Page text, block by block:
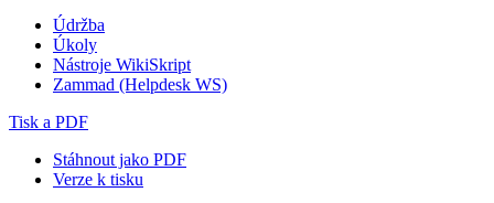
Údržba
Úkoly
Nástroje WikiSkript
Zammad (Helpdesk WS)
Tisk a PDF
Stáhnout jako PDF
Verze k tisku